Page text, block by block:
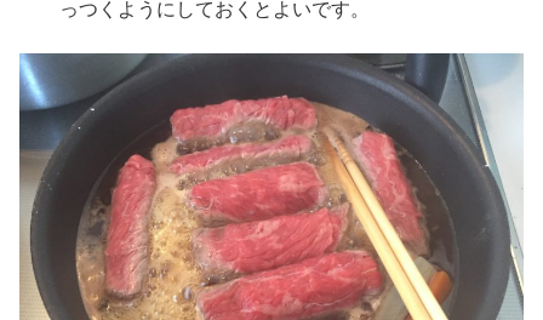
っつくようにしておくとよいです。